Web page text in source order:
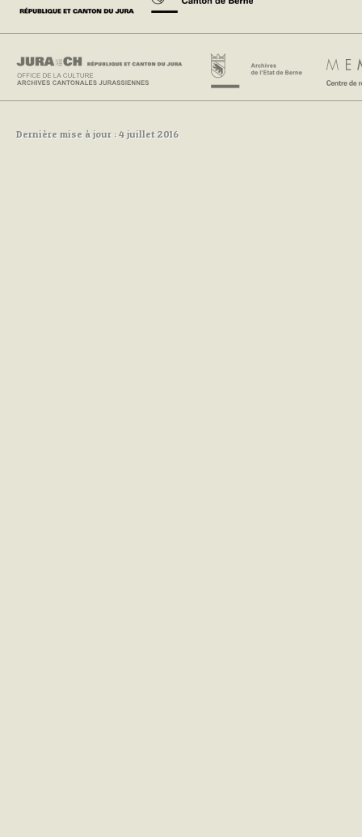
Dernière mise à jour : 4 juillet 2016